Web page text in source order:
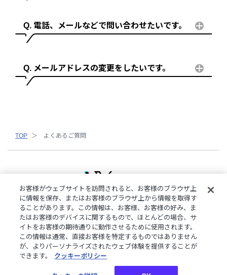
電話、メールなどで問い合わせたいです。
メールアドレスの変更をしたいです。
TOP よくあるご質問
ご利用規約プライバシーポリシー
特定商取引法に基づく表記
ご利用ガイドよくある質問お問い合わせにじさんじ公式サイト
クッキーの詳細
お客様がウェブサイトを訪問されると、お客様のブラウザ上
に情報を保存、またはお客様のブラウザ上から情報を取得す
ることがあります。この情報は、お客様、お客様の好み、ま
たはお客様のデバイスに関するもので、ほとんどの場合、サ
イトをお客様の期待通りに動作させるために使用されます。
この情報は通常、直接お客様を特定するものではありません
が、よりパーソナライズされたウェブ体験を提供することが
できます。
クッキーポリシー